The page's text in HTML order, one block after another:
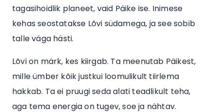
tagasihoidlik planeet, vaid Päike ise. Inimese
kehas seostatakse Lõvi südamega, ja see sobib
talle väga hästi.
Lõvi on märk, kes kiirgab. Ta meenutab Päikest,
mille ümber kõik justkui loomulikult tiirlema
hakkab. Ta ei pruugi seda alati teadlikult teha,
aga tema energia on tugev, soe ja nähtav.